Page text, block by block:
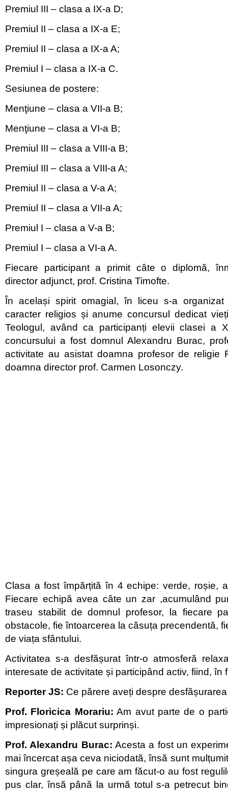
Premiul III – clasa a IX-a D;
Premiul II – clasa a IX-a E;
Premiul II – clasa a IX-a A;
Premiul I – clasa a IX-a C.
Sesiunea de postere:
Menţiune – clasa a VII-a B;
Menţiune – clasa a VI-a B;
Premiul III – clasa a VIII-a B;
Premiul III – clasa a VIII-a A;
Premiul II – clasa a V-a A;
Premiul II – clasa a VII-a A;
Premiul I – clasa a V-a B;
Premiul I – clasa a VI-a A.
Fiecare participant a primit câte o diplomă,
director adjunct, prof. Cristina Timofte.
În același spirit omagial, în liceu s-a
caracter religios și anume concursul dedicat
Teologul, având ca participanți elevii clasei a
concursului a fost domnul Alexandru Burac,
activitate au asistat doamna profesor de religie
doamna director prof. Carmen Losonczy.
Clasa a fost împărțită în 4 echipe: verde, roșie,
Fiecare echipă avea câte un zar ,acumulând
traseu stabilit de domnul profesor, la fiecare
obstacole, fie întoarcerea la căsuța precendentă,
de viața sfântului.
Activitatea s-a desfășurat într-o atmosferă
interesate de activitate și participând activ, fiind, în
Reporter JS: Ce părere aveți despre
Prof. Floricica Morariu: Am avut parte de o
impresionați și plăcut surprinși.
Prof. Alexandru Burac: Acesta a fost un
mai încercat așa ceva niciodată, însă sunt
singura greșeală pe care am făcut-o au fost
pus clar, însă până la urmă totul s-a petrecut